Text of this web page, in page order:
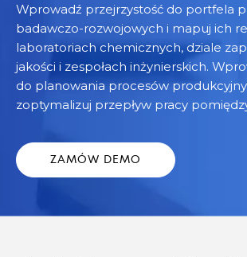
Wprowadź przejrzystość do portfela
badawczo-rozwojowych i mapuj ich
laboratoriach chemicznych, dziale
jakości i zespołach inżynierskich.
do planowania procesów
zoptymalizuj przepływ pracy
ZAMÓW DEMO